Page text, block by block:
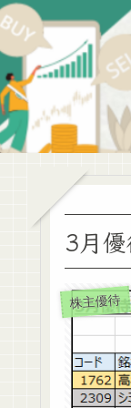
3月
株主優待